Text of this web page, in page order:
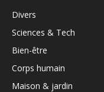
Divers
Sciences & Tech
Bien-être
Corps humain
Maison & jardin